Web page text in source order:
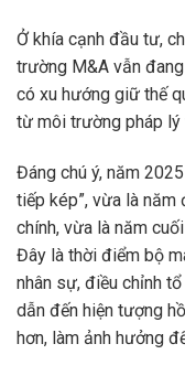
Ở khía cạnh đầu tư,
trường M&A vẫn
có xu hướng giữ thế
từ môi trường pháp lý
Đáng chú ý, năm
tiếp kép”, vừa là năm
chính, vừa là năm
Đây là thời điểm bộ
nhân sự, điều chỉnh
dẫn đến hiện tượng
hơn, làm ảnh hưởng